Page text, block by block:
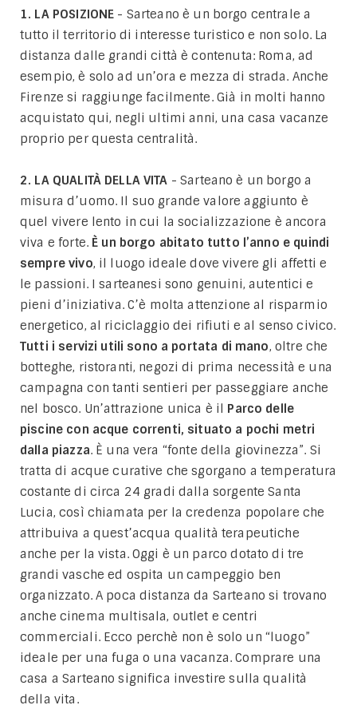
1. LA POSIZIONE - Sarteano è un borgo centrale a
tutto il territorio di interesse turistico e non solo. La
distanza dalle grandi città è contenuta: Roma, ad
esempio, è solo ad un’ora e mezza di strada. Anche
Firenze si raggiunge facilmente. Già in molti hanno
acquistato qui, negli ultimi anni, una casa vacanze
proprio per questa centralità.
2. LA QUALITÀ DELLA VITA - Sarteano è un borgo a
misura d’uomo. Il suo grande valore aggiunto è
quel vivere lento in cui la socializzazione è ancora
viva e forte. È un borgo abitato tutto l’anno e quindi
sempre vivo, il luogo ideale dove vivere gli affetti e
le passioni. I sarteanesi sono genuini, autentici e
pieni d’iniziativa. C’è molta attenzione al risparmio
energetico, al riciclaggio dei rifiuti e al senso civico.
Tutti i servizi utili sono a portata di mano, oltre che
botteghe, ristoranti, negozi di prima necessità e una
campagna con tanti sentieri per passeggiare anche
nel bosco. Un’attrazione unica è il Parco delle
piscine con acque correnti, situato a pochi metri
dalla piazza. È una vera “fonte della giovinezza”. Si
tratta di acque curative che sgorgano a temperatura
costante di circa 24 gradi dalla sorgente Santa
Lucia, così chiamata per la credenza popolare che
attribuiva a quest’acqua qualità terapeutiche
anche per la vista. Oggi è un parco dotato di tre
grandi vasche ed ospita un campeggio ben
organizzato. A poca distanza da Sarteano si trovano
anche cinema multisala, outlet e centri
commerciali. Ecco perchè non è solo un “luogo”
ideale per una fuga o una vacanza. Comprare una
casa a Sarteano significa investire sulla qualità
della vita.